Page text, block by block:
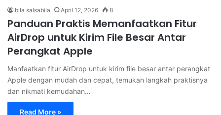
bila salsabila April 12, 2026 8
Panduan Praktis Memanfaatkan Fitur
AirDrop untuk Kirim File Besar Antar
Perangkat Apple
Manfaatkan fitur AirDrop untuk kirim file besar antar perangkat
Apple dengan mudah dan cepat, temukan langkah praktisnya
dan nikmati kemudahan…
Read More »